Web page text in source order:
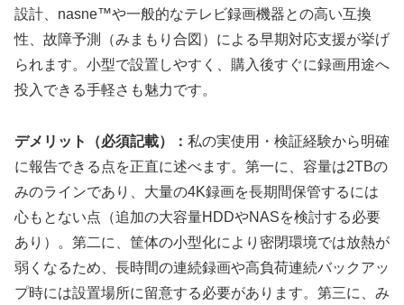
設計、nasne™や一般的なテレビ録画機器との高い互換
性、故障予測（みまもり合図）による早期対応支援が挙げ
られます。小型で設置しやすく、購入後すぐに録画用途へ
投入できる手軽さも魅力です。
デメリット（必須記載）： 私の実使用・検証経験から明確
に報告できる点を正直に述べます。第一に、容量は2TBの
みのラインであり、大量の4K録画を長期間保管するには
心もとない点（追加の大容量HDDやNASを検討する必要
あり）。第二に、筐体の小型化により密閉環境では放熱が
弱くなるため、長時間の連続録画や高負荷連続バックアッ
プ時には設置場所に留意する必要があります。第三に、み